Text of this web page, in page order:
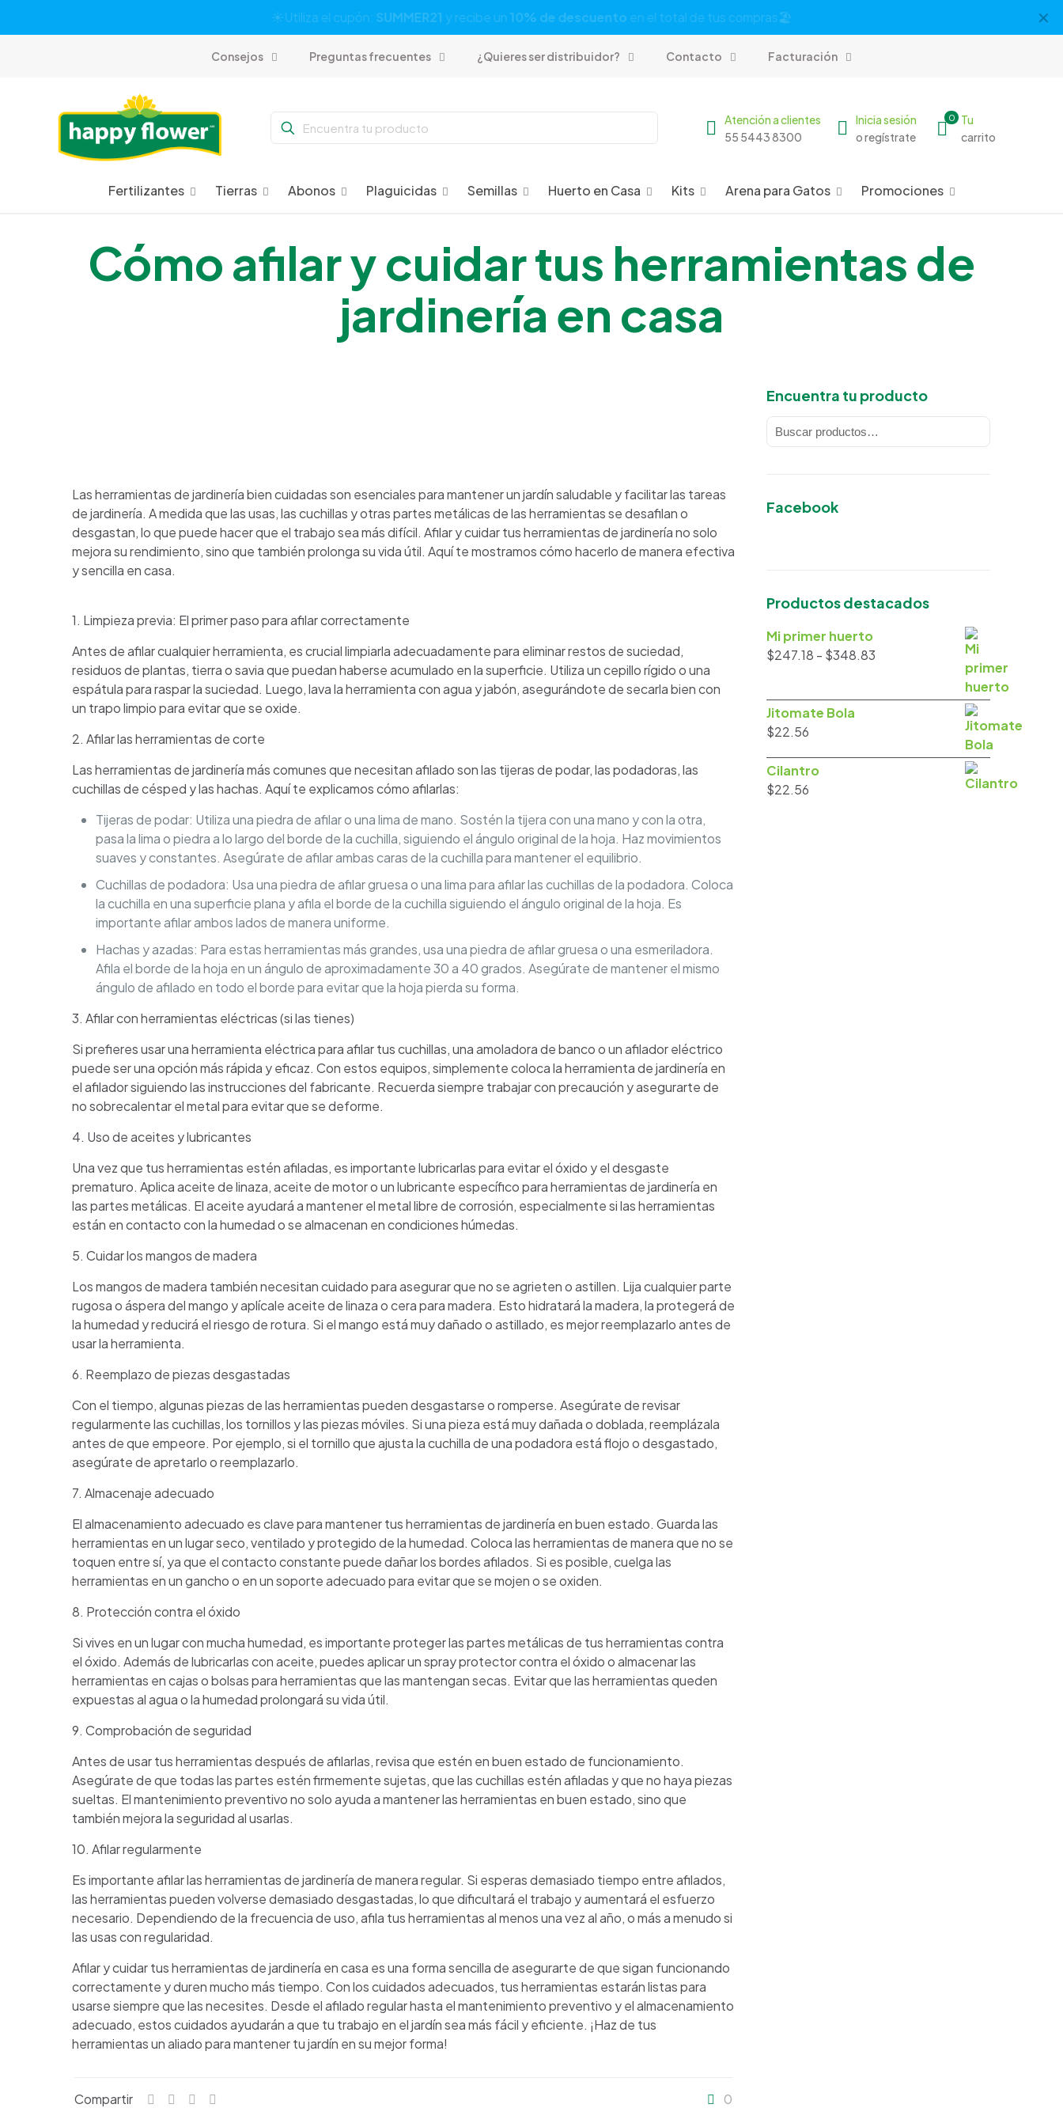
Envíos GRATISaCiudad de México en compras mayores a $500 ✕
Consejos Preguntas frecuentes ¿Quieres ser distribuidor? Contacto Facturación
Atención a clientes
55 5443 8300
Inicia sesión
o regístrate
0
Tu
carrito
Fertilizantes Tierras Abonos Plaguicidas Semillas Huerto en Casa Kits Arena para Gatos Promociones
Cómo afilar y cuidar tus herramientas de
jardinería en casa
Las herramientas de jardinería bien cuidadas son esenciales para mantener un jardín saludable y facilitar las tareas
de jardinería. A medida que las usas, las cuchillas y otras partes metálicas de las herramientas se desafilan o
desgastan, lo que puede hacer que el trabajo sea más difícil. Afilar y cuidar tus herramientas de jardinería no solo
mejora su rendimiento, sino que también prolonga su vida útil. Aquí te mostramos cómo hacerlo de manera efectiva
y sencilla en casa.
1. Limpieza previa: El primer paso para afilar correctamente
Antes de afilar cualquier herramienta, es crucial limpiarla adecuadamente para eliminar restos de suciedad,
residuos de plantas, tierra o savia que puedan haberse acumulado en la superficie. Utiliza un cepillo rígido o una
espátula para raspar la suciedad. Luego, lava la herramienta con agua y jabón, asegurándote de secarla bien con
un trapo limpio para evitar que se oxide.
2. Afilar las herramientas de corte
Las herramientas de jardinería más comunes que necesitan afilado son las tijeras de podar, las podadoras, las
cuchillas de césped y las hachas. Aquí te explicamos cómo afilarlas:
Tijeras de podar: Utiliza una piedra de afilar o una lima de mano. Sostén la tijera con una mano y con la otra,
pasa la lima o piedra a lo largo del borde de la cuchilla, siguiendo el ángulo original de la hoja. Haz movimientos
suaves y constantes. Asegúrate de afilar ambas caras de la cuchilla para mantener el equilibrio.
Cuchillas de podadora: Usa una piedra de afilar gruesa o una lima para afilar las cuchillas de la podadora. Coloca
la cuchilla en una superficie plana y afila el borde de la cuchilla siguiendo el ángulo original de la hoja. Es
importante afilar ambos lados de manera uniforme.
Hachas y azadas: Para estas herramientas más grandes, usa una piedra de afilar gruesa o una esmeriladora.
Afila el borde de la hoja en un ángulo de aproximadamente 30 a 40 grados. Asegúrate de mantener el mismo
ángulo de afilado en todo el borde para evitar que la hoja pierda su forma.
3. Afilar con herramientas eléctricas (si las tienes)
Si prefieres usar una herramienta eléctrica para afilar tus cuchillas, una amoladora de banco o un afilador eléctrico
puede ser una opción más rápida y eficaz. Con estos equipos, simplemente coloca la herramienta de jardinería en
el afilador siguiendo las instrucciones del fabricante. Recuerda siempre trabajar con precaución y asegurarte de
no sobrecalentar el metal para evitar que se deforme.
4. Uso de aceites y lubricantes
Una vez que tus herramientas estén afiladas, es importante lubricarlas para evitar el óxido y el desgaste
prematuro. Aplica aceite de linaza, aceite de motor o un lubricante específico para herramientas de jardinería en
las partes metálicas. El aceite ayudará a mantener el metal libre de corrosión, especialmente si las herramientas
están en contacto con la humedad o se almacenan en condiciones húmedas.
5. Cuidar los mangos de madera
Los mangos de madera también necesitan cuidado para asegurar que no se agrieten o astillen. Lija cualquier parte
rugosa o áspera del mango y aplícale aceite de linaza o cera para madera. Esto hidratará la madera, la protegerá de
la humedad y reducirá el riesgo de rotura. Si el mango está muy dañado o astillado, es mejor reemplazarlo antes de
usar la herramienta.
6. Reemplazo de piezas desgastadas
Con el tiempo, algunas piezas de las herramientas pueden desgastarse o romperse. Asegúrate de revisar
regularmente las cuchillas, los tornillos y las piezas móviles. Si una pieza está muy dañada o doblada, reemplázala
antes de que empeore. Por ejemplo, si el tornillo que ajusta la cuchilla de una podadora está flojo o desgastado,
asegúrate de apretarlo o reemplazarlo.
7. Almacenaje adecuado
El almacenamiento adecuado es clave para mantener tus herramientas de jardinería en buen estado. Guarda las
herramientas en un lugar seco, ventilado y protegido de la humedad. Coloca las herramientas de manera que no se
toquen entre sí, ya que el contacto constante puede dañar los bordes afilados. Si es posible, cuelga las
herramientas en un gancho o en un soporte adecuado para evitar que se mojen o se oxiden.
8. Protección contra el óxido
Si vives en un lugar con mucha humedad, es importante proteger las partes metálicas de tus herramientas contra
el óxido. Además de lubricarlas con aceite, puedes aplicar un spray protector contra el óxido o almacenar las
herramientas en cajas o bolsas para herramientas que las mantengan secas. Evitar que las herramientas queden
expuestas al agua o la humedad prolongará su vida útil.
9. Comprobación de seguridad
Antes de usar tus herramientas después de afilarlas, revisa que estén en buen estado de funcionamiento.
Asegúrate de que todas las partes estén firmemente sujetas, que las cuchillas estén afiladas y que no haya piezas
sueltas. El mantenimiento preventivo no solo ayuda a mantener las herramientas en buen estado, sino que
también mejora la seguridad al usarlas.
10. Afilar regularmente
Es importante afilar las herramientas de jardinería de manera regular. Si esperas demasiado tiempo entre afilados,
las herramientas pueden volverse demasiado desgastadas, lo que dificultará el trabajo y aumentará el esfuerzo
necesario. Dependiendo de la frecuencia de uso, afila tus herramientas al menos una vez al año, o más a menudo si
las usas con regularidad.
Afilar y cuidar tus herramientas de jardinería en casa es una forma sencilla de asegurarte de que sigan funcionando
correctamente y duren mucho más tiempo. Con los cuidados adecuados, tus herramientas estarán listas para
usarse siempre que las necesites. Desde el afilado regular hasta el mantenimiento preventivo y el almacenamiento
adecuado, estos cuidados ayudarán a que tu trabajo en el jardín sea más fácil y eficiente. ¡Haz de tus
herramientas un aliado para mantener tu jardín en su mejor forma!
Compartir 0
Encuentra tu producto
Facebook
Productos destacados
Mi primer huerto
$247.18 - $348.83
Jitomate Bola
$22.56
Cilantro
$22.56